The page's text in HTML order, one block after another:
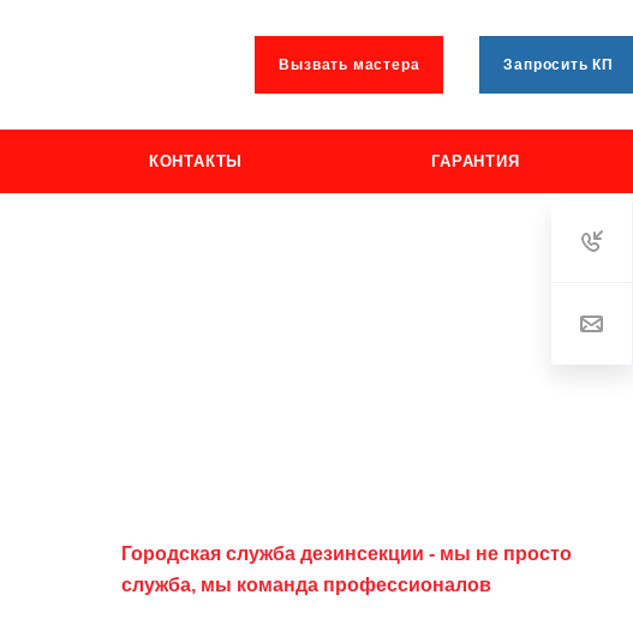
Вызвать мастера Запросить КП
КОНТАКТЫ ГАРАНТИЯ
Городская служба дезинсекции - мы не просто
служба, мы команда профессионалов